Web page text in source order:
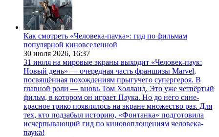
Как смотреть «Человека-паука»: гид по фильмам
популярной киновселенной
30 июля 2026, 16:37
31 июля на мировые экраны выходит «Человек-паук:
Новый день» — очередная часть франшизы Marvel,
посвящённая похождениям прыгучего супергероя. В
главной роли — вновь Том Холланд. Это уже четвёртый
фильм, в котором он играет Паука. Но до него сине-
красное трико появлялось на экране множество раз. Для
тех, кто подзабыл историю, «Фонтанка» подготовила
исчерпывающий гид по киновоплощениям человека-
паука!